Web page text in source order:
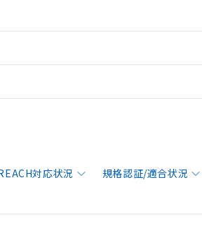
対応状況 規格認証/適合状況